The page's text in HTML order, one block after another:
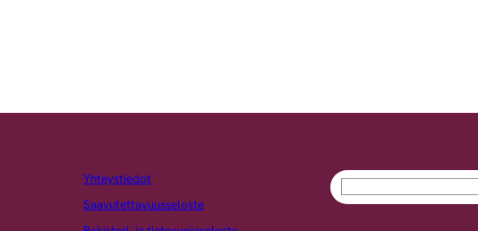
Yhteystiedot
Saavutettavuusseloste
Search